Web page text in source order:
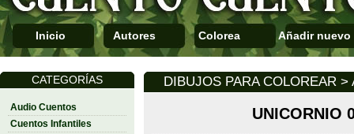
Inicio Autores Colorea Añadir nuevo
CATEGORÍAS
Audio Cuentos
Cuentos Infantiles
DIBUJOS PARA COLOREAR
UNICORNIO